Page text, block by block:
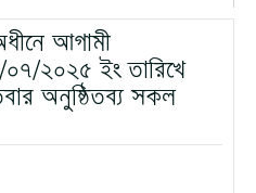
রোজ বৃহস্পতিবার।
মোবাইল নম্বর:
আগামী
২০২৫ ইং তারিখে
অনুষ্ঠিতব্য সকল